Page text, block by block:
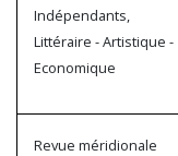
Indépendants,
Littéraire - Artistique -
Economique
Revue méridionale